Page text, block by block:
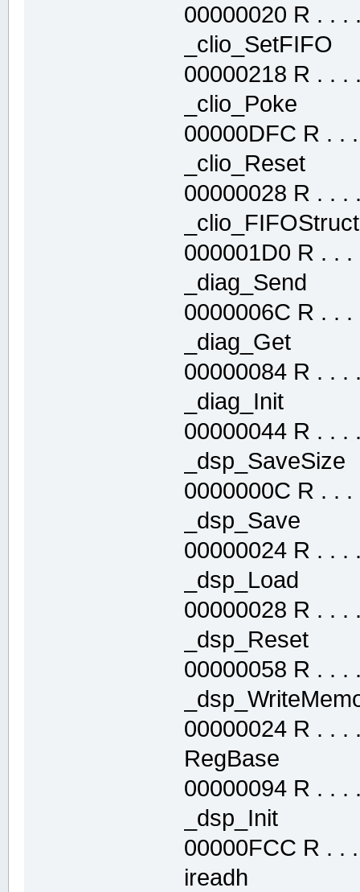
00000020 R . . .
00000218 R . . .
_clio_Poke
00000DFC R . .
_clio_Reset
00000028 R . . .
000001D0 R . . .
_diag_Send
0000006C R . . .
_diag_Get
00000084 R . . .
_diag_Init
00000044 R . . .
0000000C R . . .
_dsp_Save
00000024 R . . .
_dsp_Load
00000028 R . . .
_dsp_Reset
00000058 R . . .
00000024 R . . .
RegBase
00000094 R . . .
_dsp_Init
00000FCC R . .
ireadh .text